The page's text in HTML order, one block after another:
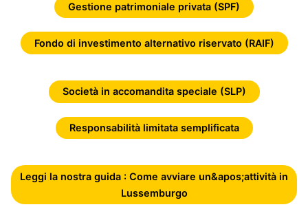
Gestione patrimoniale privata (SPF)
Fondo di investimento alternativo riservato (RAIF)
Società in accomandita speciale (SLP)
Responsabilità limitata semplificata
Leggi la nostra guida : Come avviare un&apos;attività in
Lussemburgo